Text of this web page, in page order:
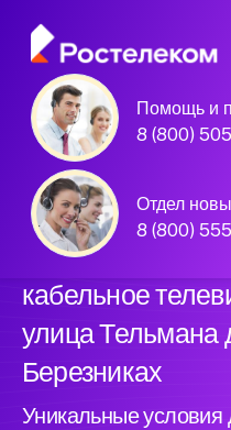
Помощь и
8 (800)
Отдел
8 (800)
партнер
Подключили
кабельное
улица Тельмана
Березниках
Уникальные условия